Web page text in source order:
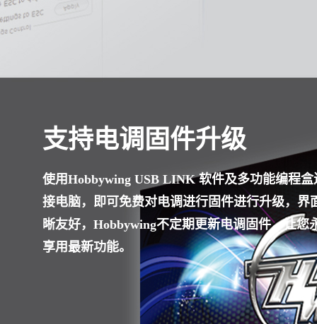
支持电调固件升级
使用Hobbywing USB LINK 软件及多功能编程盒
接电脑，即可免费对电调进行固件进行升级，界
晰友好，Hobbywing不定期更新电调固件，让您
享用最新功能。